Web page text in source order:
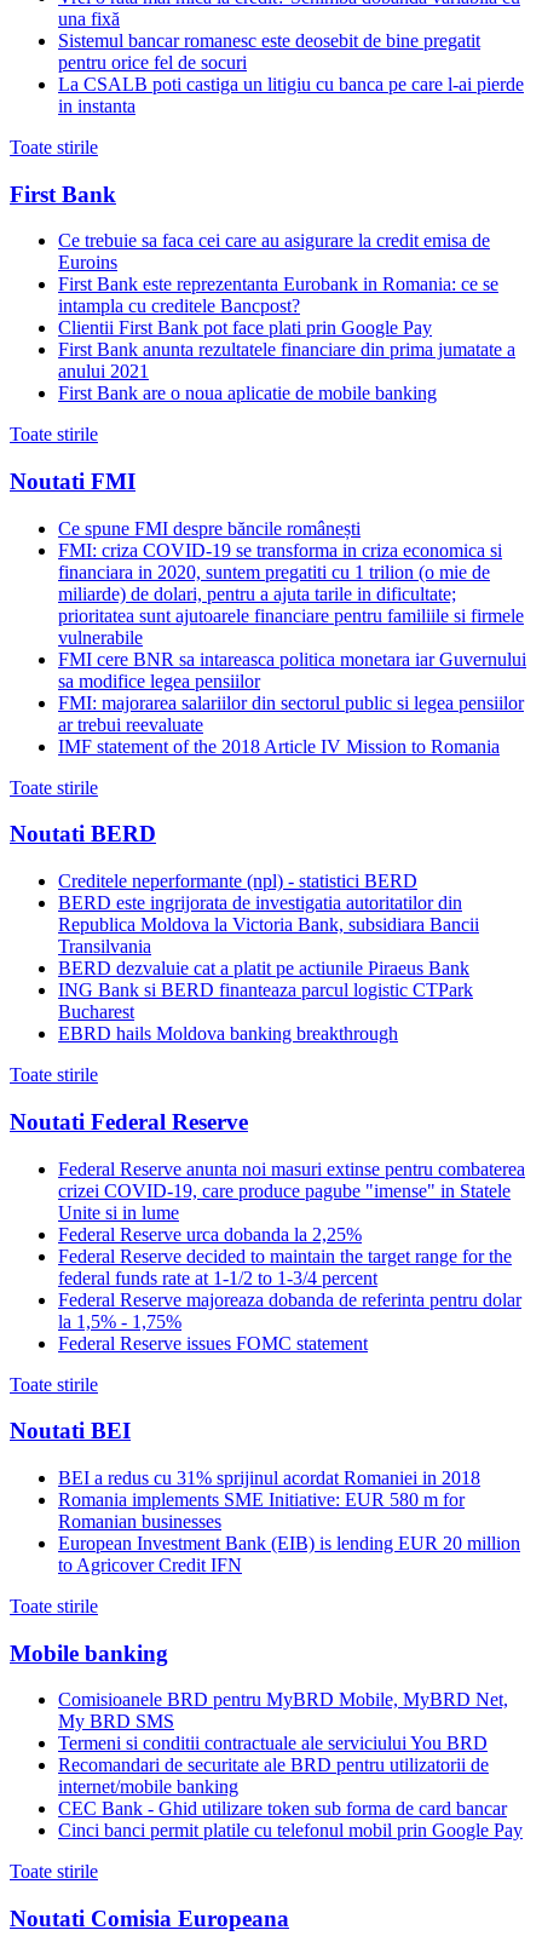
una fixă
Sistemul bancar romanesc este deosebit de bine pregatit
pentru orice fel de socuri
La CSALB poti castiga un litigiu cu banca pe care l-ai pierde
in instanta
Toate stirile
First Bank
Ce trebuie sa faca cei care au asigurare la credit emisa de
Euroins
First Bank este reprezentanta Eurobank in Romania: ce se
intampla cu creditele Bancpost?
Clientii First Bank pot face plati prin Google Pay
First Bank anunta rezultatele financiare din prima jumatate a
anului 2021
First Bank are o noua aplicatie de mobile banking
Toate stirile
Noutati FMI
Ce spune FMI despre băncile românești
FMI: criza COVID-19 se transforma in criza economica si
financiara in 2020, suntem pregatiti cu 1 trilion (o mie de
miliarde) de dolari, pentru a ajuta tarile in dificultate;
prioritatea sunt ajutoarele financiare pentru familiile si firmele
vulnerabile
FMI cere BNR sa intareasca politica monetara iar Guvernului
sa modifice legea pensiilor
FMI: majorarea salariilor din sectorul public si legea pensiilor
ar trebui reevaluate
IMF statement of the 2018 Article IV Mission to Romania
Toate stirile
Noutati BERD
Creditele neperformante (npl) - statistici BERD
BERD este ingrijorata de investigatia autoritatilor din
Republica Moldova la Victoria Bank, subsidiara Bancii
Transilvania
BERD dezvaluie cat a platit pe actiunile Piraeus Bank
ING Bank si BERD finanteaza parcul logistic CTPark
Bucharest
EBRD hails Moldova banking breakthrough
Toate stirile
Noutati Federal Reserve
Federal Reserve anunta noi masuri extinse pentru combaterea
crizei COVID-19, care produce pagube "imense" in Statele
Unite si in lume
Federal Reserve urca dobanda la 2,25%
Federal Reserve decided to maintain the target range for the
federal funds rate at 1-1/2 to 1-3/4 percent
Federal Reserve majoreaza dobanda de referinta pentru dolar
la 1,5% - 1,75%
Federal Reserve issues FOMC statement
Toate stirile
Noutati BEI
BEI a redus cu 31% sprijinul acordat Romaniei in 2018
Romania implements SME Initiative: EUR 580 m for
Romanian businesses
European Investment Bank (EIB) is lending EUR 20 million
to Agricover Credit IFN
Toate stirile
Mobile banking
Comisioanele BRD pentru MyBRD Mobile, MyBRD Net,
My BRD SMS
Termeni si conditii contractuale ale serviciului You BRD
Recomandari de securitate ale BRD pentru utilizatorii de
internet/mobile banking
CEC Bank - Ghid utilizare token sub forma de card bancar
Cinci banci permit platile cu telefonul mobil prin Google Pay
Toate stirile
Noutati Comisia Europeana